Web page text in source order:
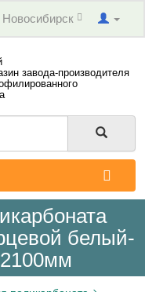
Новосибирск
завода-производителя
белый-